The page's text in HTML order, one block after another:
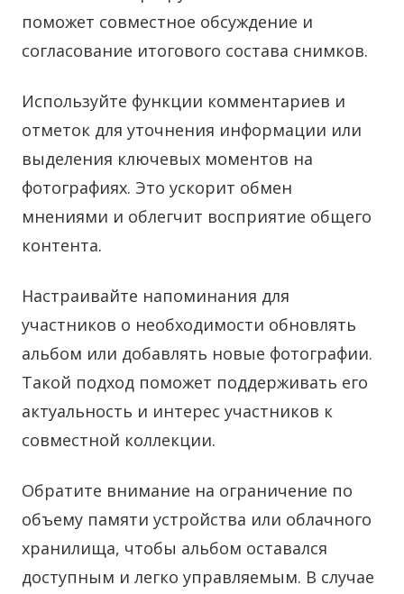
поможет совместное обсуждение и
согласование итогового состава снимков.
Используйте функции комментариев и
отметок для уточнения информации или
выделения ключевых моментов на
фотографиях. Это ускорит обмен
мнениями и облегчит восприятие общего
контента.
Настраивайте напоминания для
участников о необходимости обновлять
альбом или добавлять новые фотографии.
Такой подход поможет поддерживать его
актуальность и интерес участников к
совместной коллекции.
Обратите внимание на ограничение по
объему памяти устройства или облачного
хранилища, чтобы альбом оставался
доступным и легко управляемым. В случае